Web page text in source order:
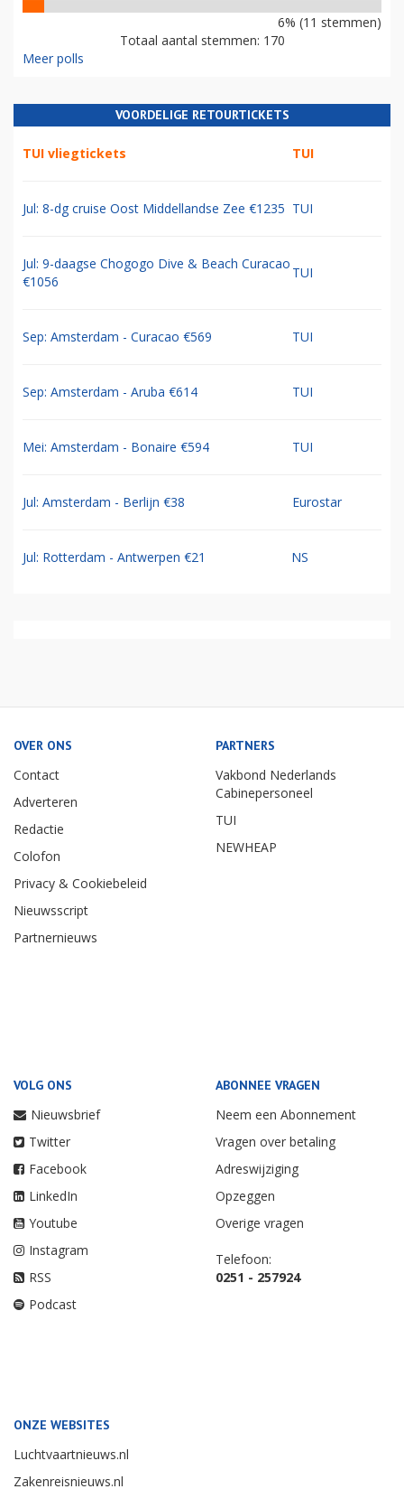
6% (11 stemmen)
Totaal aantal stemmen: 170
Meer polls
VOORDELIGE RETOURTICKETS
TUI vliegtickets TUI
Jul: 8-dg cruise Oost Middellandse Zee €1235 TUI
Jul: 9-daagse Chogogo Dive & Beach Curacao
€1056
TUI
Sep: Amsterdam - Curacao €569 TUI
Sep: Amsterdam - Aruba €614 TUI
Mei: Amsterdam - Bonaire €594 TUI
Jul: Amsterdam - Berlijn €38 Eurostar
Jul: Rotterdam - Antwerpen €21 NS
OVER ONS
Contact
Adverteren
Redactie
Colofon
Privacy & Cookiebeleid
Nieuwsscript
Partnernieuws
PARTNERS
Vakbond Nederlands
Cabinepersoneel
TUI
NEWHEAP
VOLG ONS
Nieuwsbrief
Twitter
Facebook
LinkedIn
Youtube
Instagram
RSS
Podcast
ABONNEE VRAGEN
Neem een Abonnement
Vragen over betaling
Adreswijziging
Opzeggen
Overige vragen
Telefoon:
0251 - 257924
ONZE WEBSITES
Luchtvaartnieuws.nl
Zakenreisnieuws.nl